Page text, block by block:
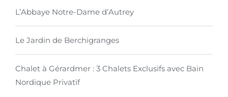
L’Abbaye Notre-Dame d’Autrey
Le Jardin de Berchigranges
Chalet à Gérardmer : 3 Chalets Exclusifs avec Bain
Nordique Privatif